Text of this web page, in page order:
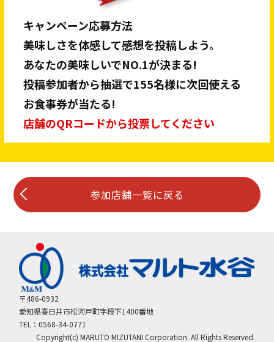
キャンペーン応募方法
美味しさを体感して感想を投稿しよう。
あなたの美味しいでNO.1が決まる!
投稿参加者から抽選で155名様に次回使える
お食事券が当たる!
店舗のQRコードから投票してください
参加店舗一覧に戻る
〒486-0932
愛知県春日井市松河戸町字段下1400番地
TEL：0568-34-0771
Copyright(c) MARUTO MIZUTANI Corporation. All Rights Reserved.